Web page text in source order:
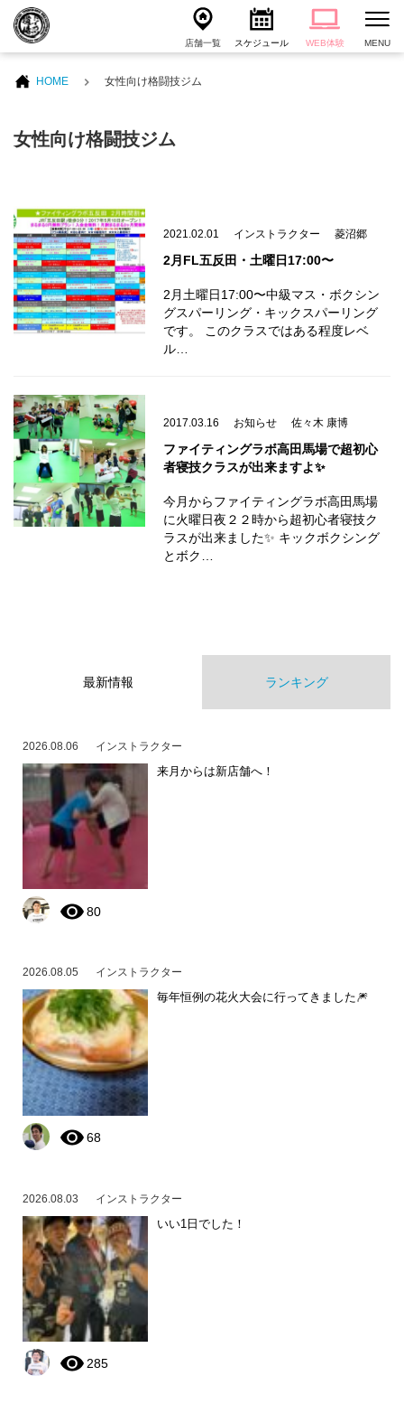
店舗一覧 スケジュール WEB体験 MENU
HOME 女性向け格闘技ジム
女性向け格闘技ジム
2021.02.01 インストラクター 菱沼郷
2月FL五反田・土曜日17:00〜
2月土曜日17:00〜中級マス・ボクシン
グスパーリング・キックスパーリング
です。 このクラスではある程度レベ
ル…
2017.03.16 お知らせ 佐々木 康博
ファイティングラボ高田馬場で超初心
者寝技クラスが出来ますよ✨
今月からファイティングラボ高田馬場
に火曜日夜２２時から超初心者寝技ク
ラスが出来ました✨ キックボクシング
とボク…
最新情報 ランキング
2026.08.06 インストラクター
来月からは新店舗へ！
80
2026.08.05 インストラクター
毎年恒例の花火大会に行ってきました🎆
68
2026.08.03 インストラクター
いい1日でした！
285